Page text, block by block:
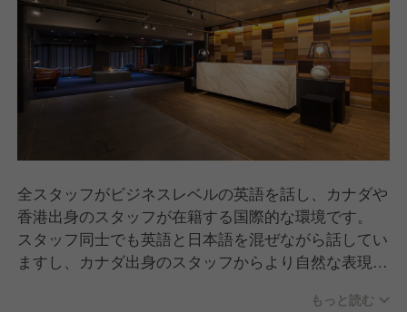
語学を使い、人と接する仕事がしたいという理由で入
社した後、
その先にある「目的」を見つけ理想の自分を描けてい
るでしょうか。
昨今、ワークライフバランスや働き方の多様化が進ん
でいます。
「時間で区切る働き方」も「成果を追求するスタイ
ル」も、選択は自由です。
ただ、人生の大きな割合を占める「仕事の時間」を、
単なる「我慢の対価」にしてしまうのは、あまりにも
もったいないと私たちは考えます。
全スタッフがビジネスレベルの英語を話し、カナダや
香港出身のスタッフが在籍する国際的な環境です。
スタッフ同士でも英語と日本語を混ぜながら話してい
ますし、カナダ出身のスタッフからより自然な表現を
もっと読む